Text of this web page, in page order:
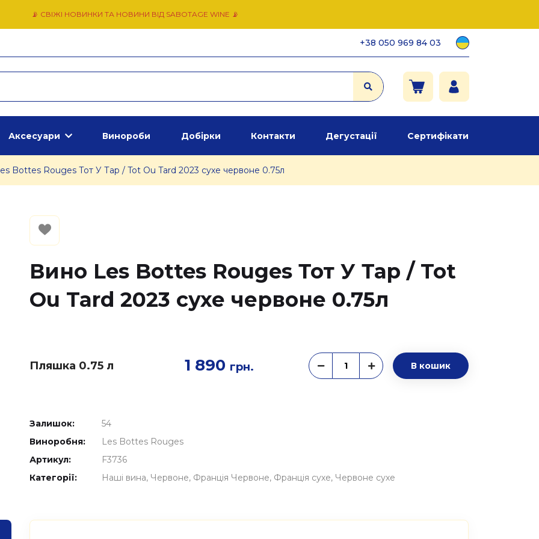
📡 СВІЖІ НОВИНКИ ТА НОВИНИ ВІД SABOTAGE WINE 📡
+38 050 969 84 03
Аксесуари Винороби Добірки Контакти Дегустації Сертифікати
Bottes Rouges Тот У Тар / Tot Ou Tard 2023 сухе червоне 0.75л
Вино Les Bottes Rouges Тот У Тар / Tot
Ou Tard 2023 сухе червоне 0.75л
Пляшка 0.75 л 1 890 грн. В кошик
Залишок:
54
Виноробня:
Les Bottes Rouges
Артикул:
F3736
Категорії:
Наші вина Червоне Франція Червоне Франція сухе Червоне сухе